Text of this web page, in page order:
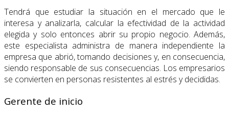
Tendrá que estudiar la situación en el mercado que le
interesa y analizarla, calcular la efectividad de la actividad
elegida y solo entonces abrir su propio negocio. Además,
este especialista administra de manera independiente la
empresa que abrió, tomando decisiones y, en consecuencia,
siendo responsable de sus consecuencias. Los empresarios
se convierten en personas resistentes al estrés y decididas.
Gerente de inicio